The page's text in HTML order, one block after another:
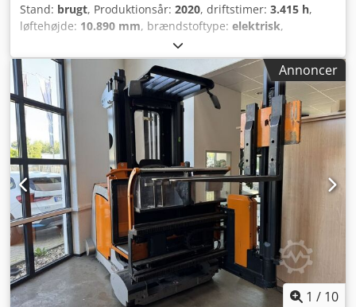
Stand: brugt, Produktionsår: 2020, driftstimer: 3.415 h,
løftehøjde: 10.890 mm, brændstoftype: elektrisk,
, gaffellængde:
Egenvægt: 9.200 kg Løftekapacitet: 1.200 kg Pris: Efter
aftale - Årgang: 2020 - Dokumentation tilgængelig: Ja - CE-
mærkning forefindes: Ja - CE-certifikat forefindes: Nej -
Serienummer: 612334X00160 - Driftstimer: 3.415 -
Arbejdsniveau: Hoog - Løftekraft: 1.200 kg - Løftehøjde:
10.890 mm - Gennemkøringshøjde: 6.000 mm -
Gaffellængde: 1.200 mm - Optioner: Man-Up - Mast:
Duplex - Driftstype: Elektrisk - Mærke/Type: 04EPZS0620SC
- Produktionsår for batteri: 2020 - Batterikapacitet: 620Ah -
Batteriespænding: 80V - Transportvægt [kg]: 9.200 kg -
Transportpakke [stk.]: 1 Chsdeyc Smyjpfx Ab Tja Finansielle
oplysninger Moms: Den angivne pris er ekskl. moms
Moms/marginbeskatning: Moms fradragsberettiget for
erhvervsdrivende Levering og bytte accepters til enhver tid
for alt inden for industrisektoren Tess van den Boom
Annoncer
1 / 10